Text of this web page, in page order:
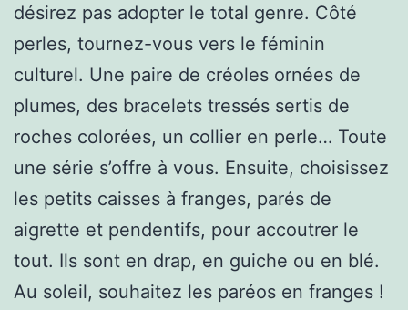
désirez pas adopter le total genre. Côté
perles, tournez-vous vers le féminin
culturel. Une paire de créoles ornées de
plumes, des bracelets tressés sertis de
roches colorées, un collier en perle… Toute
une série s’offre à vous. Ensuite, choisissez
les petits caisses à franges, parés de
aigrette et pendentifs, pour accoutrer le
tout. Ils sont en drap, en guiche ou en blé.
Au soleil, souhaitez les paréos en franges !